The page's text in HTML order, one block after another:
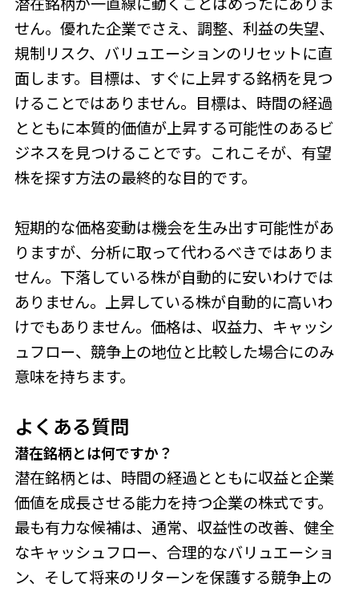
潜在銘柄が一直線に動くことはめったにありま
せん。優れた企業でさえ、調整、利益の失望、
規制リスク、バリュエーションのリセットに直
面します。目標は、すぐに上昇する銘柄を見つ
けることではありません。目標は、時間の経過
とともに本質的価値が上昇する可能性のあるビ
ジネスを見つけることです。これこそが、有望
株を探す方法の最終的な目的です。
短期的な価格変動は機会を生み出す可能性があ
りますが、分析に取って代わるべきではありま
せん。下落している株が自動的に安いわけでは
ありません。上昇している株が自動的に高いわ
けでもありません。価格は、収益力、キャッシ
ュフロー、競争上の地位と比較した場合にのみ
意味を持ちます。
よくある質問
潜在銘柄とは何ですか？
潜在銘柄とは、時間の経過とともに収益と企業
価値を成長させる能力を持つ企業の株式です。
最も有力な候補は、通常、収益性の改善、健全
なキャッシュフロー、合理的なバリュエーショ
ン、そして将来のリターンを保護する競争上の